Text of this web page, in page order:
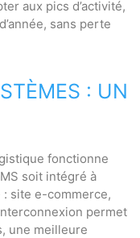
aux pics d’activité,
sans perte
: UN
fonctionne
soit intégré à
: site e-commerce,
permet
une meilleure